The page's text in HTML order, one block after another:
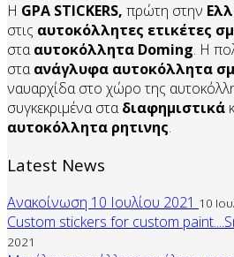
Η GPA STICKERS, πρώτη στην
στις αυτοκόλλητες ετικέτες
στααυτοκόλλητα Doming. Η
σταανάγλυφα αυτοκόλλητα
ναυαρχίδα στο χώρο της
συγκεκριμένα σταδιαφημιστικά
αυτοκόλλητα ρητινης.
Latest News
Ανακοίνωση 10 Ιουλίου 2021 10
Custom stickers for custom
2021